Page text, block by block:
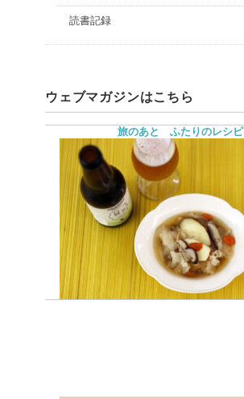
読書記録
ウェブマガジンはこちら
旅のあと ふたりのレシピ